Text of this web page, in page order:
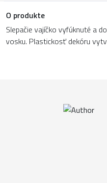
O produkte
Slepačie vajíčko vyfúknuté a
vosku. Plastickosť dekóru